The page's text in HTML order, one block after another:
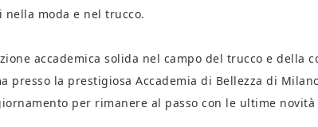
moda e nel trucco.
accademica solida nel campo del trucco e della
presso la prestigiosa Accademia di Bellezza di
per rimanere al passo con le ultime novità